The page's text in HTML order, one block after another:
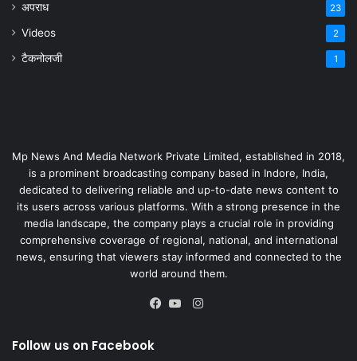
अपराध 23
Videos 2
टैकनोलजी 1
Mp News And Media Network Private Limited, established in 2018,
is a prominent broadcasting company based in Indore, India,
dedicated to delivering reliable and up-to-date news content to
its users across various platforms. With a strong presence in the
media landscape, the company plays a crucial role in providing
comprehensive coverage of regional, national, and international
news, ensuring that viewers stay informed and connected to the
world around them.
Instagram
Follow us on Facebook